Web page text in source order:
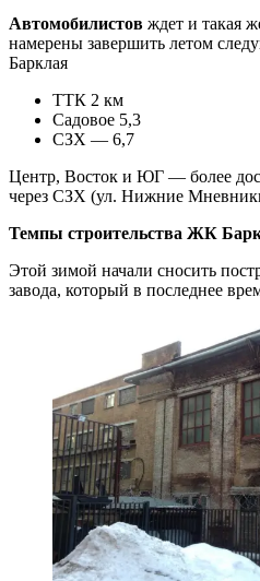
Автомобилистов ждет и такая
намерены завершить летом
Барклая
ТТК 2 км
Садовое 5,3
СЗХ — 6,7
Центр, Восток и ЮГ — более
через СЗХ (ул. Нижние
Темпы строительства ЖК
Этой зимой начали сносить
завода, который в последнее